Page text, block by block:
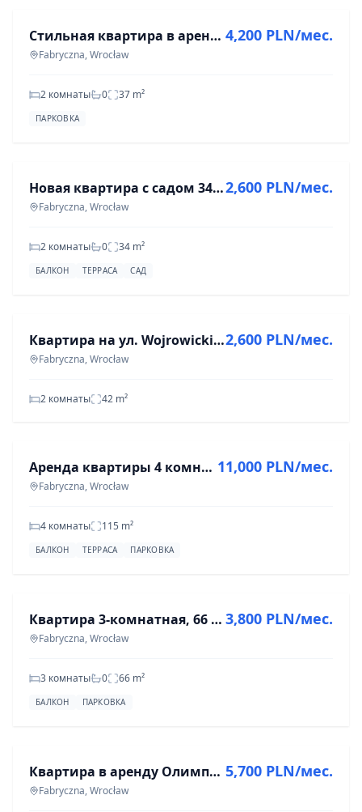
Стильная квартира в аренду - Вроцлав Маśлица
Fabryczna, Wrocław
4,200 PLN/мес.
2 комнаты 0 37 m²
ПАРКОВКА
Новая квартира с садом 34 м² | Первый аренда |
Fabryczna, Wrocław
2,600 PLN/мес.
2 комнаты 0 34 m²
БАЛКОН ТЕРРАСА САД
Квартира на ул. Wojrowickiej, Фабричная, 2 комнаты, 42 м²
Fabryczna, Wrocław
2,600 PLN/мес.
2 комнаты 42 m²
Аренда квартиры 4 комнаты, 115 м², Фабричная, Вроцлав
Fabryczna, Wrocław
11,000 PLN/мес.
4 комнаты 115 m²
БАЛКОН ТЕРРАСА ПАРКОВКА
Квартира 3-комнатная, 66 м2 | высокий стандарт | гардероб | парковка | кладовка
Fabryczna, Wrocław
3,800 PLN/мес.
3 комнаты 0 66 m²
БАЛКОН ПАРКОВКА
Квартира в аренду Олимпия Порт Вроцлав Фабричная
Fabryczna, Wrocław
5,700 PLN/мес.